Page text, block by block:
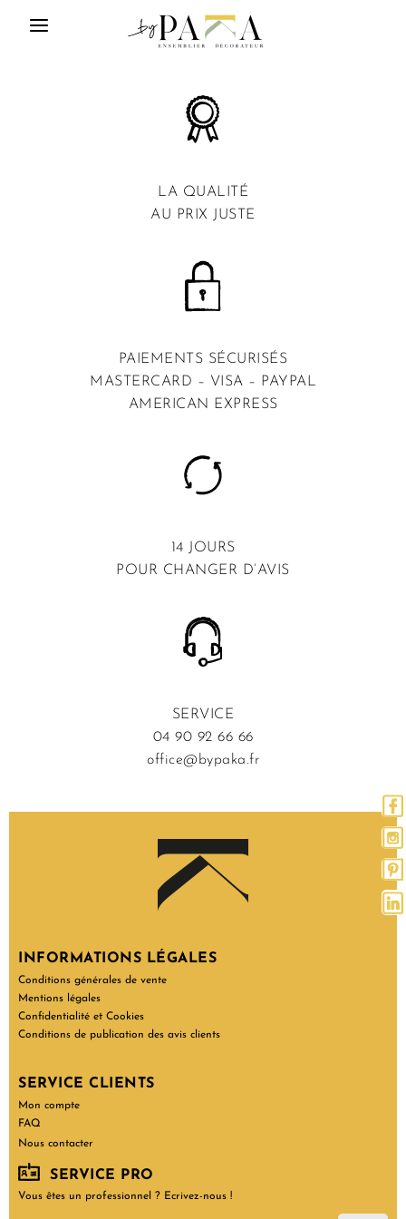
LA QUALITÉ
AU PRIX JUSTE
PAIEMENTS SÉCURISÉS
MASTERCARD – VISA – PAYPAL
AMERICAN EXPRESS
14 JOURS
POUR CHANGER D’AVIS
SERVICE
04 90 92 66 66
office@bypaka.fr
INFORMATIONS LÉGALES
Conditions générales de vente
Mentions légales
Confidentialité et Cookies
Conditions de publication des avis clients
SERVICE CLIENTS
Mon compte
FAQ
Nous contacter
SERVICE PRO
Vous êtes un professionnel ? Ecrivez-nous !